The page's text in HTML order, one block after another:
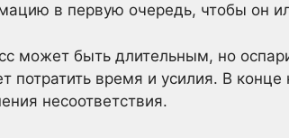
в первую очередь, чтобы он
может быть длительным, но
потратить время и усилия. В
несоответствия.